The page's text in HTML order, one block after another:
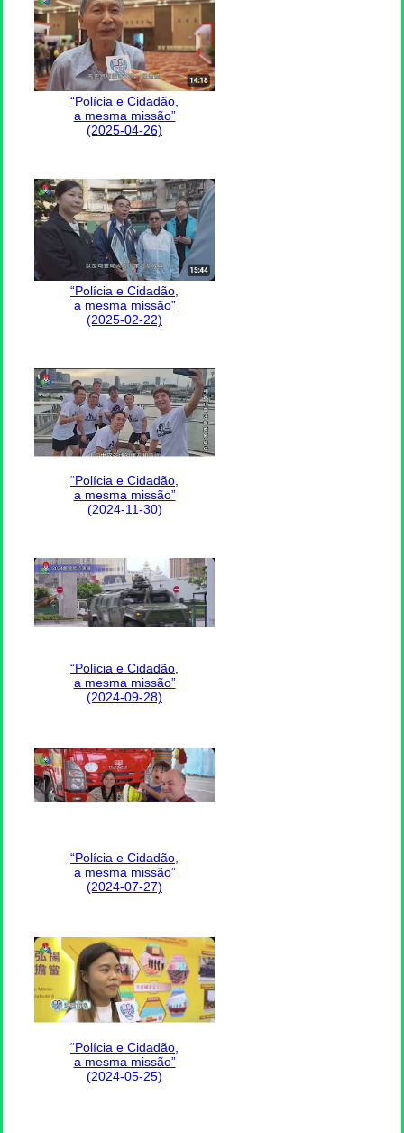
“Polícia e Cidadão,
a mesma missão”
(2025-04-26)
“Polícia e Cidadão,
a mesma missão”
(2025-02-22)
“Polícia e Cidadão,
a mesma missão”
(2024-11-30)
“Polícia e Cidadão,
a mesma missão”
(2024-09-28)
“Polícia e Cidadão,
a mesma missão”
(2024-07-27)
“Polícia e Cidadão,
a mesma missão”
(2024-05-25)